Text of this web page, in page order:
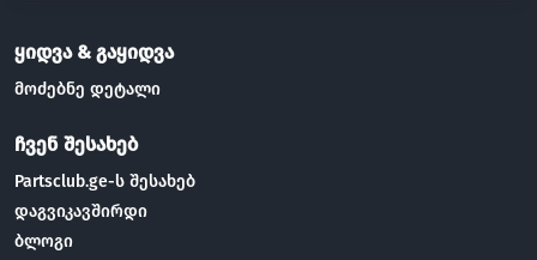
ყიდვა & გაყიდვა
მოძებნე დეტალი
ჩვენ შესახებ
Partsclub.ge-ს შესახებ
დაგვიკავშირდი
ბლოგი